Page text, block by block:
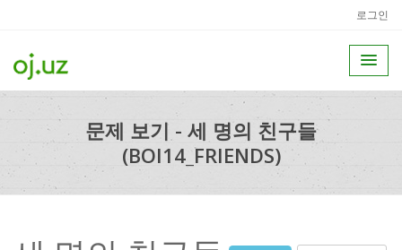
로그인
문제 보기 - 세 명의 친구들
(BOI14_FRIENDS)